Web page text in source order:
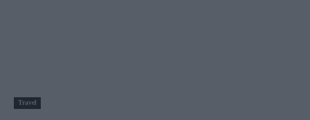
Travel